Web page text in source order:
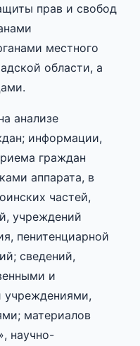
прав и свобод
местного
области, а
анализе
информации,
граждан
аппарата, в
частей,
учреждений
пенитенциарной
сведений,
и
учреждениями,
материалов
научно-